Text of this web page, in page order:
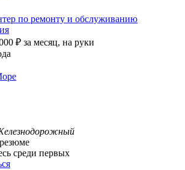
по ремонту и обслуживанию
₽ за месяц, на руки
среди первых